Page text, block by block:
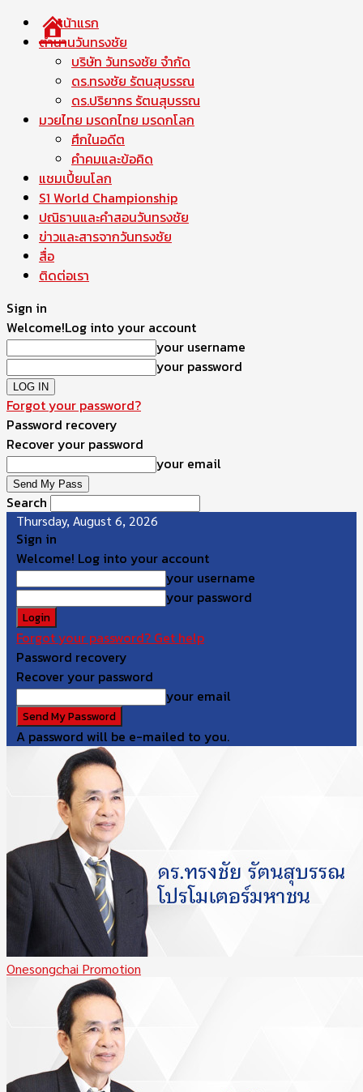
หน้าแรก
ตำนานวันทรงชัย
บริษัท วันทรงชัย จำกัด
ดร.ทรงชัย รัตนสุบรรณ
ดร.ปริยากร รัตนสุบรรณ
มวยไทย มรดกไทย มรดกโลก
ศึกในอดีต
คำคมและข้อคิด
แชมเปี้ยนโลก
S1 World Championship
ปณิธานและคำสอนวันทรงชัย
ข่าวและสารจากวันทรงชัย
สื่อ
ติดต่อเรา
Sign in
Welcome!Log into your account
your username
your password
Forgot your password?
Password recovery
Recover your password
your email
Search
Thursday, August 6, 2026
Sign in
Welcome! Log into your account
your username
your password
Forgot your password? Get help
Password recovery
Recover your password
your email
A password will be e-mailed to you.
Onesongchai Promotion